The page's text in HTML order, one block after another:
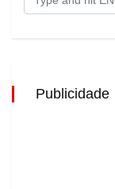
Publicidade